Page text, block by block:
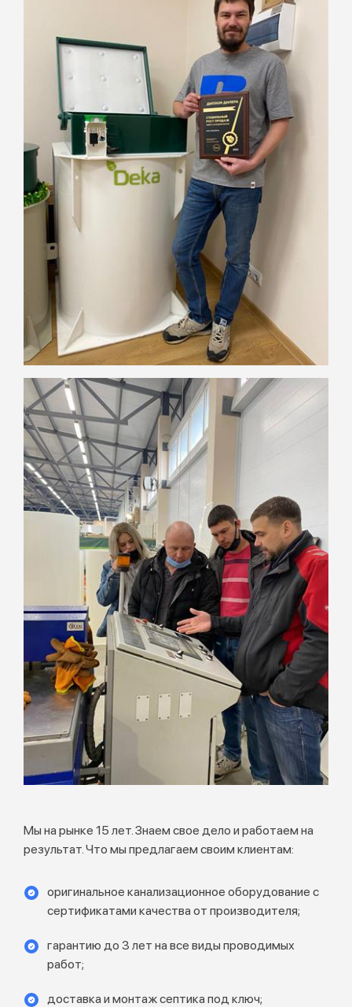
Мы на рынке 15 лет. Знаем свое дело и работаем на
результат. Что мы предлагаем своим клиентам:
оригинальное канализационное оборудование с
сертификатами качества от производителя;
гарантию до 3 лет на все виды проводимых
работ;
доставка и монтаж септика под ключ;